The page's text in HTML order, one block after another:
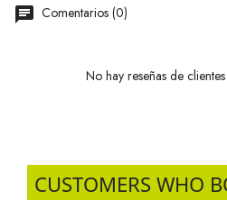
Comentarios (0)
No hay reseñas de
CUSTOMERS WHO